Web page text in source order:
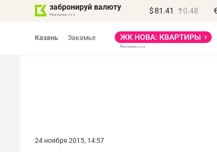
забронируй валюту $ 81.41 0.48
Казань Закамье
24 ноября 2015, 14:57